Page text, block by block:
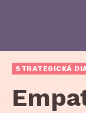
STRATEGICKÁ